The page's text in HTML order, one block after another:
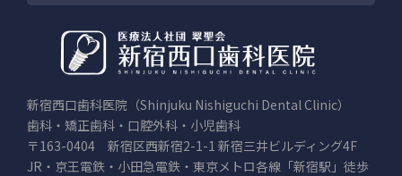
新宿西口歯科医院（Shinjuku Nishiguchi Dental Clinic）
歯科・矯正歯科・口腔外科・小児歯科
〒163-0404 新宿区西新宿2-1-1 新宿三井ビルディング4F
JR・京王電鉄・小田急電鉄・東京メトロ各線「新宿駅」徒歩